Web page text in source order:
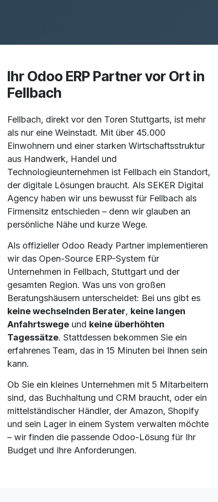
Ihr Odoo ERP Partner vor Ort in
Fellbach
Fellbach, direkt vor den Toren Stuttgarts, ist mehr
als nur eine Weinstadt. Mit über 45.000
Einwohnern und einer starken Wirtschaftsstruktur
aus Handwerk, Handel und
Technologieunternehmen ist Fellbach ein Standort,
der digitale Lösungen braucht. Als SEKER Digital
Agency haben wir uns bewusst für Fellbach als
Firmensitz entschieden – denn wir glauben an
persönliche Nähe und kurze Wege.
Als offizieller Odoo Ready Partner implementieren
wir das Open-Source ERP-System für
Unternehmen in Fellbach, Stuttgart und der
gesamten Region. Was uns von großen
Beratungshäusern unterscheidet: Bei uns gibt es
keine wechselnden Berater, keine langen
Anfahrtswege und keine überhöhten
Tagessätze. Stattdessen bekommen Sie ein
erfahrenes Team, das in 15 Minuten bei Ihnen sein
kann.
Ob Sie ein kleines Unternehmen mit 5 Mitarbeitern
sind, das Buchhaltung und CRM braucht, oder ein
mittelständischer Händler, der Amazon, Shopify
und sein Lager in einem System verwalten möchte
– wir finden die passende Odoo-Lösung für Ihr
Budget und Ihre Anforderungen.